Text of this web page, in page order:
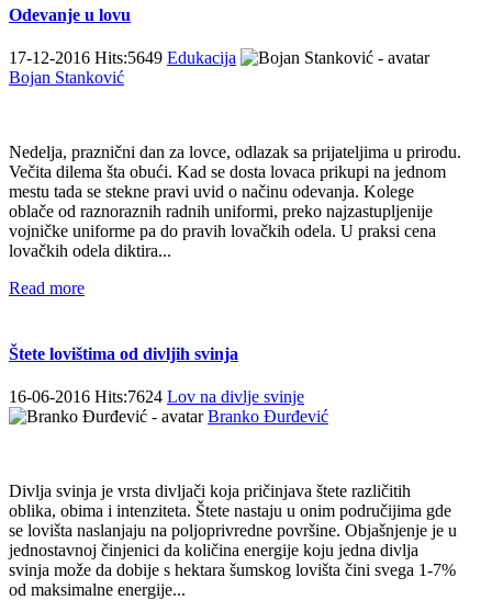
Odevanje u lovu
17-12-2016 Hits:5649 Edukacija
Bojan Stanković
Nedelja, praznični dan za lovce, odlazak sa prijateljima u prirodu.
Večita dilema šta obući. Kad se dosta lovaca prikupi na jednom
mestu tada se stekne pravi uvid o načinu odevanja. Kolege
oblače od raznoraznih radnih uniformi, preko najzastupljenije
vojničke uniforme pa do pravih lovačkih odela. U praksi cena
lovačkih odela diktira...
Read more
Štete lovištima od divljih svinja
16-06-2016 Hits:7624 Lov na divlje svinje
Branko Đurđević
Divlja svinja je vrsta divljači koja pričinjava štete različitih
oblika, obima i intenziteta. Štete nastaju u onim područijima gde
se lovišta naslanjaju na poljoprivredne površine. Objašnjenje je u
jednostavnoj činjenici da količina energije koju jedna divlja
svinja može da dobije s hektara šumskog lovišta čini svega 1-7%
od maksimalne energije...